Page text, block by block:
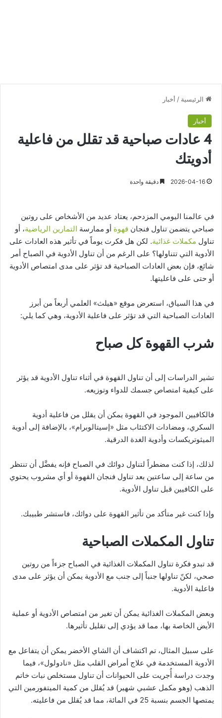
الرئيسية / أخبار
أخبار
4 عادات صباحية قد تقلل من فاعلية
أدويتك
2026-04-16 دقيقة واحدة
في عالمنا اليومي المزدحم، يعتاد عديد من الأشخاص على روتين
صباحي يتضمن تناول فنجان قهوة أو ممارسة التمارين الرياضية، أو
تناول مكملات غذائية. لكن هل فكرت يوماً في تأثير هذه العادات على
الأدوية التي تتناولها؟ على الرغم من أن تناول الأدوية في الصباح أمر
شائع، فإن بعض العادات الصباحية قد تؤثر على مدى امتصاص الأدوية
أو حتى على فاعليتها.
في هذا السياق، استعرض موقع «هيلث» العلمي أربعاً من أبرز
العادات الصباحية التي قد تؤثر على فاعلية الأدوية، وهي كما يلي:
شرب القهوة كل صباح
تشير الدراسات إلى أن تناول القهوة في أثناء تناول الأدوية قد يؤثر
على كيفية امتصاص جسمك للدواء وتوزيعه.
فالكافيين الموجود في القهوة يمكن أن يقلل من فاعلية أدوية
السكري، ومضادات الاكتئاب مثل «إسيتالوبرام»، بالإضافة إلى أدوية
الميثوتريكسات وأدوية الغدة الدرقية.
لذلك، إذا كنت مضطراً لتناول دوائك في الصباح فإنه يفضَّل أن تنتظر
من ساعة إلى ساعتين بعد تناول فنجان القهوة أو أي مشروب يحتوي
على الكافيين قبل تناول الأدوية.
وإذا كنت غير متأكد من تأثير القهوة على دوائك، فاستشر طبيبك.
تناول المكملات الصباحية
قد تبدو فكرة تناول المكملات الغذائية في الصباح جزءاً من روتين
صحي، لكنّ تناولها جنباً إلى جنب مع الأدوية يمكن أن يؤثر على مدى
فاعلية الأدوية.
وبعض المكملات الغذائية يمكن أن تغير من امتصاص الأدوية أو عملية
الأيض الخاصة بها، مما قد يؤدي إلى تقليل تأثيرها.
على سبيل المثال، تم اكتشاف أن الشاي الأخضر يمكن أن يتفاعل مع
الأدوية المستخدمة في علاج أمراض القلب مثل «نادولول»، فيما
وجدت دراسة أُجريت على الحيوانات أن تناول مستخلص نبات خاتم
الذهب (وهو مكمل عشبي شهير) قد يُقلل من كمية الميتفورمين التي
يمتصها الجسم بنسبة 25 في المائة، مما قد يُقلل من فاعليته.